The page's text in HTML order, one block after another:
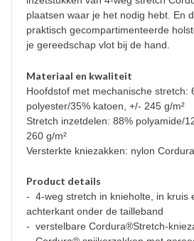
plaatsen waar je het nodig hebt. En
praktisch gecompartimenteerde
je gereedschap vlot bij de hand.
Materiaal en kwaliteit
Hoofdstof met mechanische stretch:
polyester/35% katoen, +/- 245 g/m²
Stretch inzetdelen: 88% polyamide/
260 g/m²
Versterkte kniezakken: nylon
Product details
- 4-weg stretch in knieholte, in kruis
achterkant onder de tailleband
- verstelbare Cordura®Stretch-